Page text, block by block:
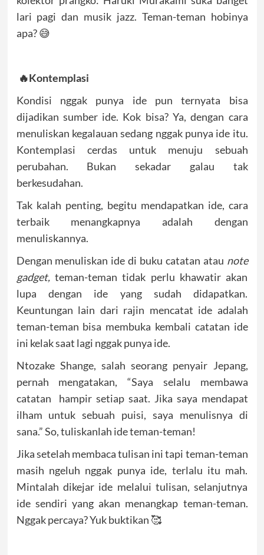
lari pagi dan musik jazz. Teman-teman hobinya
apa? 😅
🔥Kontemplasi
Kondisi nggak punya ide pun ternyata bisa
dijadikan sumber ide. Kok bisa? Ya, dengan cara
menuliskan kegalauan sedang nggak punya ide itu.
Kontemplasi cerdas untuk menuju sebuah
perubahan. Bukan sekadar galau tak
berkesudahan.
Tak kalah penting, begitu mendapatkan ide, cara
terbaik menangkapnya adalah dengan
menuliskannya.
Dengan menuliskan ide di buku catatan atau note
gadget,teman-teman tidak perlu khawatir akan
lupa dengan ide yang sudah didapatkan.
Keuntungan lain dari rajin mencatat ide adalah
teman-teman bisa membuka kembali catatan ide
ini kelak saat lagi nggak punya ide.
Ntozake Shange, salah seorang penyair Jepang,
pernah mengatakan, “Saya selalu membawa
catatan hampir setiap saat. Jika saya mendapat
ilham untuk sebuah puisi, saya menulisnya di
sana.” So, tuliskanlah ide teman-teman!
Jika setelah membaca tulisan ini tapi teman-teman
masih ngeluh nggak punya ide, terlalu itu mah.
Mintalah dikejar ide melalui tulisan, selanjutnya
ide sendiri yang akan menangkap teman-teman.
Nggak percaya? Yuk buktikan 🥰